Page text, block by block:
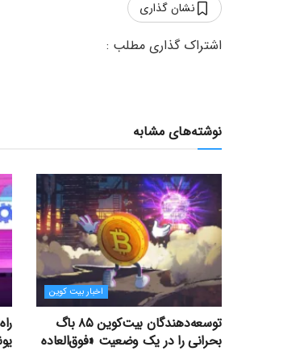
نشان گذاری
نوشته‌های مشابه
اخبار بیت کوین
توسعه‌دهندگان بیت‌کوین ۸۵ باگ
بحرانی را در یک وضعیت «فوق‌العاده